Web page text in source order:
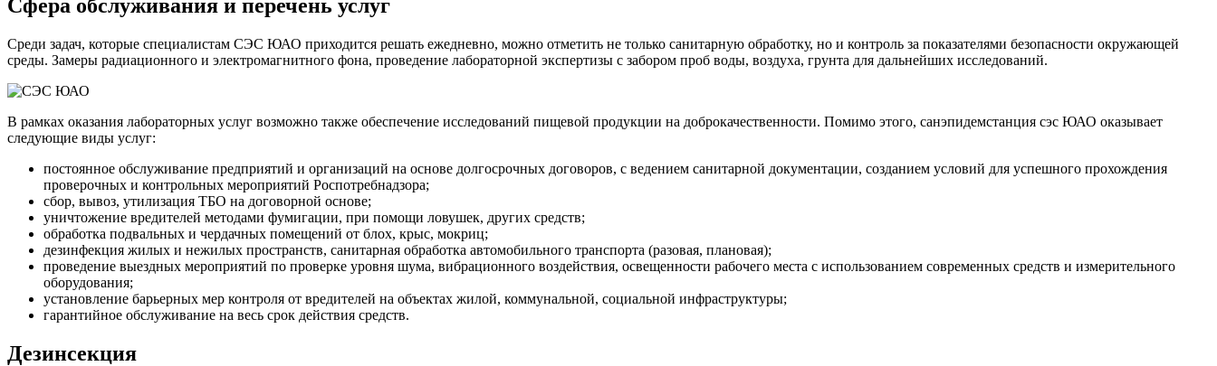
Сфера обслуживания и перечень услуг
Среди задач, которые специалистам СЭС ЮАО приходится решать ежедневно, можно отметить не только санитарную обработку, но и контроль за показателями безопасности окружающей
среды. Замеры радиационного и электромагнитного фона, проведение лабораторной экспертизы с забором проб воды, воздуха, грунта для дальнейших исследований.
В рамках оказания лабораторных услуг возможно также обеспечение исследований пищевой продукции на доброкачественности. Помимо этого, санэпидемстанция сэс ЮАО оказывает
следующие виды услуг:
постоянное обслуживание предприятий и организаций на основе долгосрочных договоров, с ведением санитарной документации, созданием условий для успешного прохождения
проверочных и контрольных мероприятий Роспотребнадзора;
сбор, вывоз, утилизация ТБО на договорной основе;
уничтожение вредителей методами фумигации, при помощи ловушек, других средств;
обработка подвальных и чердачных помещений от блох, крыс, мокриц;
дезинфекция жилых и нежилых пространств, санитарная обработка автомобильного транспорта (разовая, плановая);
проведение выездных мероприятий по проверке уровня шума, вибрационного воздействия, освещенности рабочего места с использованием современных средств и измерительного
оборудования;
установление барьерных мер контроля от вредителей на объектах жилой, коммунальной, социальной инфраструктуры;
гарантийное обслуживание на весь срок действия средств.
Дезинсекция